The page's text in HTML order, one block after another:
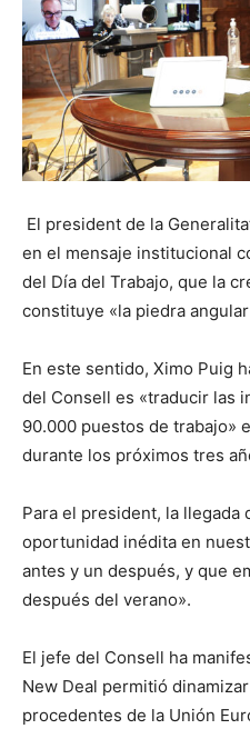
El president de la
en el mensaje institucional
del Día del Trabajo, que la
constituye «la piedra
En este sentido, Ximo Puig
del Consell es «traducir las
90.000 puestos de trabajo»
durante los próximos tres
Para el president, la llegada
oportunidad inédita en
antes y un después, y que
después del verano».
El jefe del Consell ha
New Deal permitió
procedentes de la Unión